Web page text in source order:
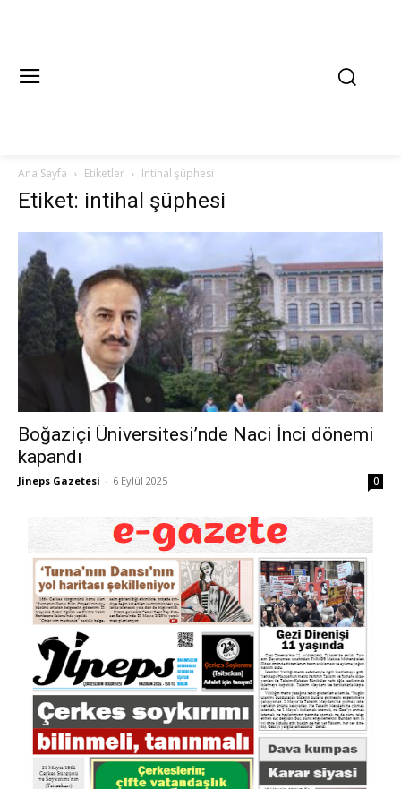
Ana Sayfa Etiketler Intihal şüphesi
Etiket: intihal şüphesi
Boğaziçi Üniversitesi’nde Naci İnci dönemi
kapandı
Jineps Gazetesi - 6 Eylül 2025 0